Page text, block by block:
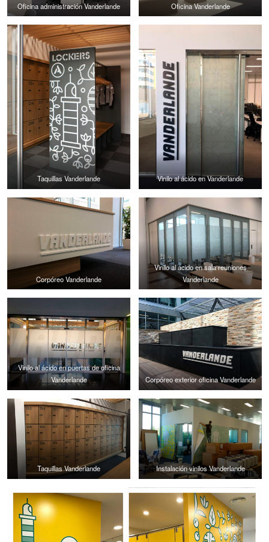
Oficina administración Vanderlande Oficina Vanderlande
Taquillas Vanderlande Vinilo al ácido en Vanderlande
Corpóreo Vanderlande
Vinilo al ácido en sala reuniones
Vanderlande
Vinilo al ácido en puertas de oficina
Vanderlande
Corpóreo exterior oficina Vanderlande
Taquillas Vanderlande Instalación vinilos Vanderlande